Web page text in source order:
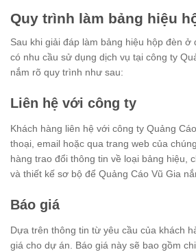
Quy trình làm bảng hiệu
Sau khi giải đáp làm bảng hiệu hộp đèn ở
có nhu cầu sử dụng dịch vụ tại công ty
nắm rõ quy trình như sau:
Liên hệ với công ty
Khách hàng liên hệ với công ty Quảng
thoại, email hoặc qua trang web của
hàng trao đổi thông tin về loại bảng hiệu,
và thiết kế sơ bộ để Quảng Cáo Vũ Gia
Báo giá
Dựa trên thông tin từ yêu cầu của khách
giá cho dự án. Báo giá này sẽ bao gồm